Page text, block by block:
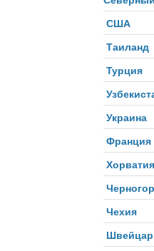
США
Таиланд
Турция
Украина
Франция
Хорватия
Чехия